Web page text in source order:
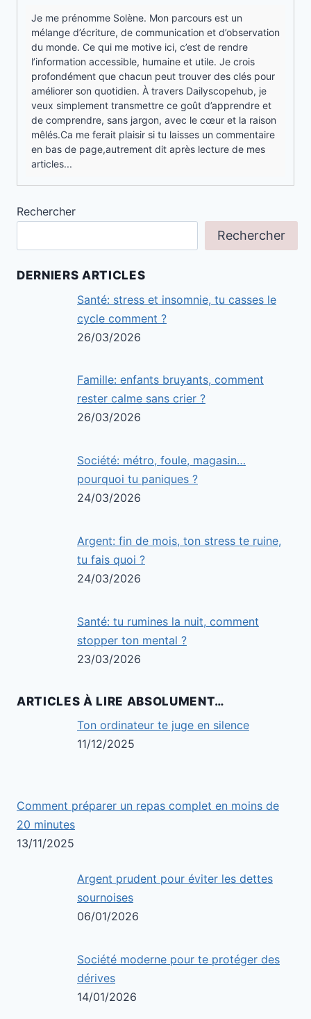
Je me prénomme Solène. Mon parcours est un
mélange d’écriture, de communication et d’observation
du monde. Ce qui me motive ici, c’est de rendre
l’information accessible, humaine et utile. Je crois
profondément que chacun peut trouver des clés pour
améliorer son quotidien. À travers Dailyscopehub, je
veux simplement transmettre ce goût d’apprendre et
de comprendre, sans jargon, avec le cœur et la raison
mêlés.Ca me ferait plaisir si tu laisses un commentaire
en bas de page,autrement dit après lecture de mes
articles...
Rechercher
Rechercher
DERNIERS ARTICLES
Santé: stress et insomnie, tu casses le
cycle comment ?
26/03/2026
Famille: enfants bruyants, comment
rester calme sans crier ?
26/03/2026
Société: métro, foule, magasin…
pourquoi tu paniques ?
24/03/2026
Argent: fin de mois, ton stress te ruine,
tu fais quoi ?
24/03/2026
Santé: tu rumines la nuit, comment
stopper ton mental ?
23/03/2026
ARTICLES À LIRE ABSOLUMENT…
Ton ordinateur te juge en silence
11/12/2025
Comment préparer un repas complet en moins de
20 minutes
13/11/2025
Argent prudent pour éviter les dettes
sournoises
06/01/2026
Société moderne pour te protéger des
dérives
14/01/2026